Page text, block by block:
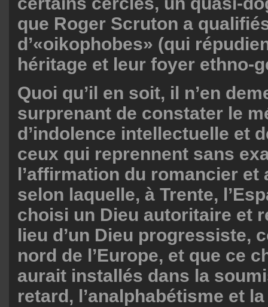
que Roger Scruton a
d’«oikophobes» (qui
héritage et leur foyer ethno-
Quoi qu’il en soit, il n’en
surprenant de constater le
d’indolence intellectuelle et
ceux qui reprennent sans
l’affirmation du romancier et
selon laquelle, à Trente,
choisi un Dieu autoritaire et
lieu d’un Dieu progressiste,
nord de l’Europe, et que ce
aurait installés dans la
retard, l’analphabétisme et